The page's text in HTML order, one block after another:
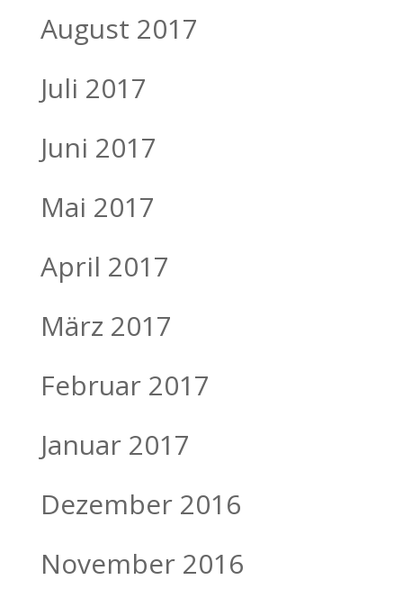
August 2017
Juli 2017
Juni 2017
Mai 2017
April 2017
März 2017
Februar 2017
Januar 2017
Dezember 2016
November 2016